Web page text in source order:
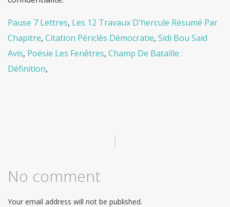
Pause 7 Lettres, Les 12 Travaux D'hercule Résumé Par
Chapitre, Citation Périclès Démocratie, Sidi Bou Said
Avis, Poésie Les Fenêtres, Champ De Bataille :
Définition,
|
No comment
Your email address will not be published.